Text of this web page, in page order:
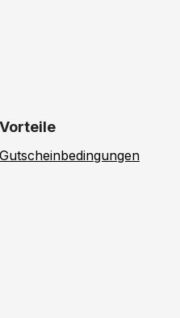
Vorteile
Gutscheinbedingungen